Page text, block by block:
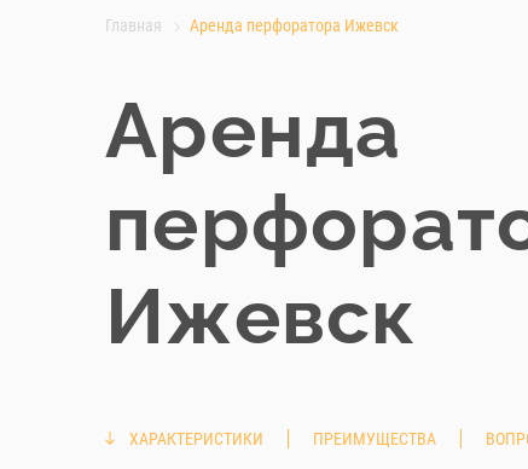
Главная Аренда перфоратора Ижевск
Аренда
Ижевск
ХАРАКТЕРИСТИКИ ПРЕИМУЩЕСТВА